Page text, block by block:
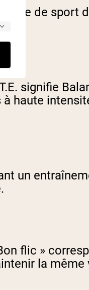
de sport
signifie
haute
un
flic »
la même